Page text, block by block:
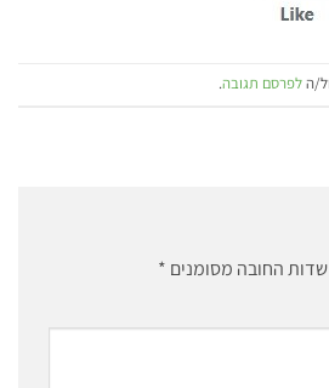
לפרסם תגובה.
שדות החובה מסומנים *